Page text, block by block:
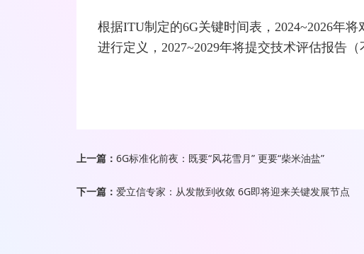
根据ITU制定的6G关键时间表，2024~2026年
进行定义，2027~2029年将提交技术评估报告（
上一篇： 6G标准化前夜：既要“风花雪月” 更要“柴米油盐”
下一篇： 爱立信专家：从发散到收敛 6G即将迎来关键发展节点